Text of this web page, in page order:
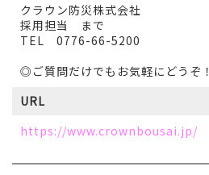
クラウン防災株式会社
採用担当 まで
TEL 0776-66-5200
◎ご質問だけでもお気軽にどうぞ！
URL
https://www.crownbousai.jp/